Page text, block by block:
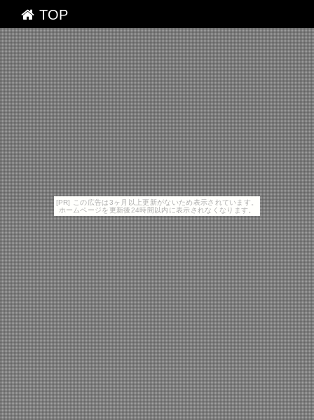
[PR] この広告は3ヶ月以上更新がないため表示されています。
ホームページを更新後24時間以内に表示されなくなります。
TOP